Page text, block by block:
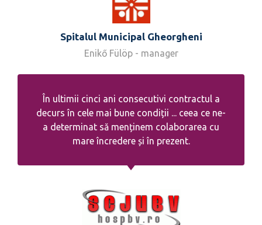
Spitalul Municipal Gheorgheni
Enikő Fülöp - manager
În ultimii cinci ani consecutivi contractul a
decurs în cele mai bune condiții ... ceea ce ne-
a determinat să menținem colaborarea cu
mare încredere și în prezent.